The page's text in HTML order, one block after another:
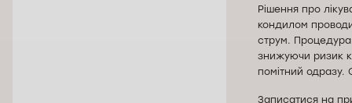
Рішення про
кондилом
струм.
знижуючи ризик
помітний одразу.
Записатися на